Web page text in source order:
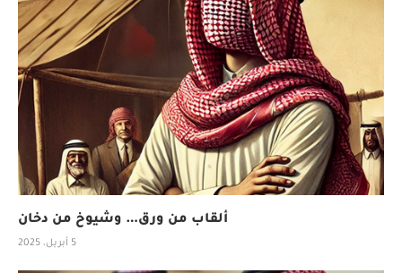
ألقاب من ورق… وشيوخ من دخان
5 أبريل، 2025